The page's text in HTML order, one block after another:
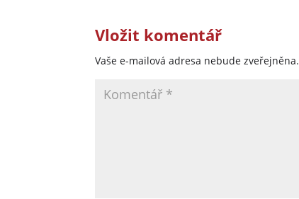
Vložit komentář
Vaše e-mailová adresa nebude zveřejněna.